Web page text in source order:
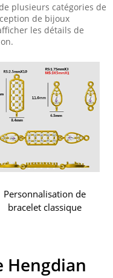
plusieurs catégories de
de bijoux
les détails de
Personnalisation de
boucles d'oreilles
Hengdian